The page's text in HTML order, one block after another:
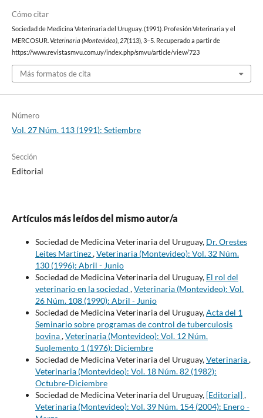
Cómo citar
Sociedad de Medicina Veterinaria del Uruguay. (1991). Profesión Veterinaria y el
MERCOSUR. Veterinaria (Montevideo), 27(113), 3–5. Recuperado a partir de
https://www.revistasmvu.com.uy/index.php/smvu/article/view/723
Más formatos de cita
Número
Vol. 27 Núm. 113 (1991): Setiembre
Sección
Editorial
Artículos más leídos del mismo autor/a
Sociedad de Medicina Veterinaria del Uruguay, Dr. Orestes
Leites Martínez,Veterinaria (Montevideo): Vol. 32 Núm.
130 (1996): Abril - Junio
Sociedad de Medicina Veterinaria del Uruguay, El rol del
veterinario en la sociedad ,Veterinaria (Montevideo): Vol.
26 Núm. 108 (1990): Abril - Junio
Sociedad de Medicina Veterinaria del Uruguay,Acta del 1
Seminario sobre programas de control de tuberculosis
bovina,Veterinaria (Montevideo): Vol. 12 Núm.
Suplemento 1 (1976): Diciembre
Sociedad de Medicina Veterinaria del Uruguay,Veterinaria,
Veterinaria (Montevideo): Vol. 18 Núm. 82 (1982):
Octubre-Diciembre
Sociedad de Medicina Veterinaria del Uruguay, [Editorial],
Veterinaria (Montevideo): Vol. 39 Núm. 154 (2004): Enero -